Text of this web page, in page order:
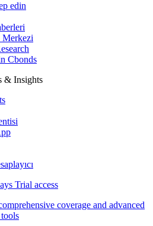
edin
Merkezi
Cbonds
& Insights
Trial access
coverage and advanced